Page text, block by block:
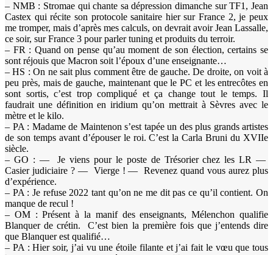
– NMB : Stromae qui chante sa dépression dimanche sur TF1, Jean
Castex qui récite son protocole sanitaire hier sur France 2, je peux
me tromper, mais d’après mes calculs, on devrait avoir Jean Lassalle,
ce soir, sur France 3 pour parler tuning et produits du terroir.
– FR : Quand on pense qu’au moment de son élection, certains se
sont réjouis que Macron soit l’époux d’une enseignante…
– HS : On ne sait plus comment être de gauche. De droite, on voit à
peu près, mais de gauche, maintenant que le PC et les entrecôtes en
sont sortis, c’est trop compliqué et ça change tout le temps. Il
faudrait une définition en iridium qu’on mettrait à Sèvres avec le
mètre et le kilo.
– PA : Madame de Maintenon s’est tapée un des plus grands artistes
de son temps avant d’épouser le roi. C’est la Carla Bruni du XVIIe
siècle.
– GO : — Je viens pour le poste de Trésorier chez les LR —
Casier judiciaire ? — Vierge ! — Revenez quand vous aurez plus
d’expérience.
– PA : Je refuse 2022 tant qu’on ne me dit pas ce qu’il contient. On
manque de recul !
– OM : Présent à la manif des enseignants, Mélenchon qualifie
Blanquer de crétin. C’est bien la première fois que j’entends dire
que Blanquer est qualifié…
– PA : Hier soir, j’ai vu une étoile filante et j’ai fait le vœu que tous